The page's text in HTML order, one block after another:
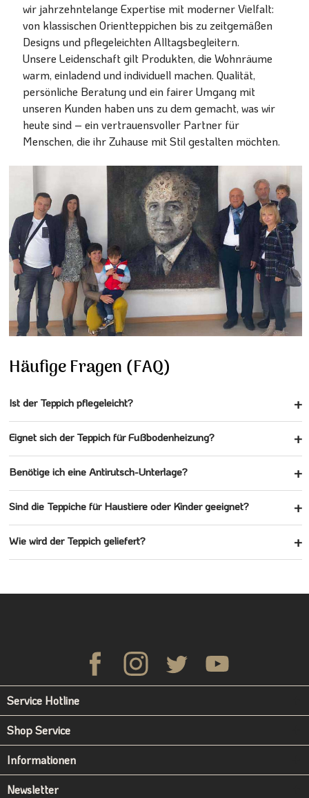
wir jahrzehntelange Expertise mit moderner Vielfalt:
von klassischen Orientteppichen bis zu zeitgemäßen
Designs und pflegeleichten Alltagsbegleitern.
Unsere Leidenschaft gilt Produkten, die Wohnräume
warm, einladend und individuell machen. Qualität,
persönliche Beratung und ein fairer Umgang mit
unseren Kunden haben uns zu dem gemacht, was wir
heute sind – ein vertrauensvoller Partner für
Menschen, die ihr Zuhause mit Stil gestalten möchten.
Häufige Fragen (FAQ)
Ist der Teppich pflegeleicht?
Eignet sich der Teppich für Fußbodenheizung?
Benötige ich eine Antirutsch-Unterlage?
Sind die Teppiche für Haustiere oder Kinder geeignet?
Wie wird der Teppich geliefert?
Service Hotline
Shop Service
Informationen
Newsletter